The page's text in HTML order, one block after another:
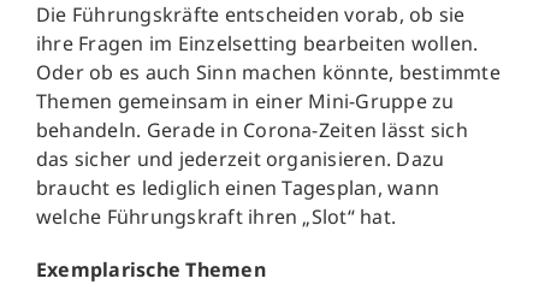
Die Führungskräfte entscheiden vorab, ob sie
ihre Fragen im Einzelsetting bearbeiten wollen.
Oder ob es auch Sinn machen könnte, bestimmte
Themen gemeinsam in einer Mini-Gruppe zu
behandeln. Gerade in Corona-Zeiten lässt sich
das sicher und jederzeit organisieren. Dazu
braucht es lediglich einen Tagesplan, wann
welche Führungskraft ihren „Slot“ hat.
Exemplarische Themen